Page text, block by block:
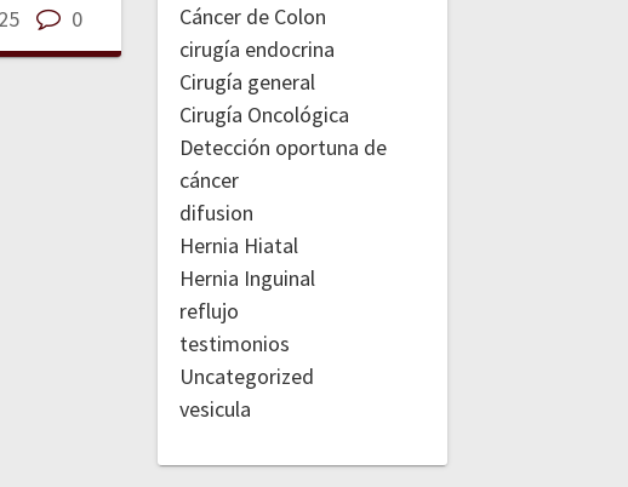
0
Cáncer de Colon
cirugía endocrina
Cirugía general
Cirugía Oncológica
Detección oportuna de
cáncer
difusion
Hernia Hiatal
Hernia Inguinal
reflujo
testimonios
Uncategorized
vesicula